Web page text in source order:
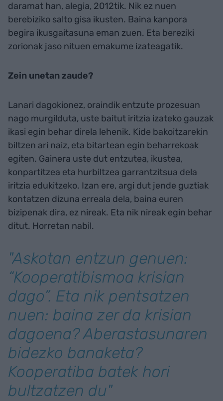
daramat han, alegia, 2012tik. Nik ez nuen
berebiziko salto gisa ikusten. Baina kanpora
begira ikusgaitasuna eman zuen. Eta bereziki
zorionak jaso nituen emakume izateagatik.
Zein unetan zaude?
Lanari dagokionez, oraindik entzute prozesuan
nago murgilduta, uste baitut iritzia izateko gauzak
ikasi egin behar direla lehenik. Kide bakoitzarekin
biltzen ari naiz, eta bitartean egin beharrekoak
egiten. Gainera uste dut entzutea, ikustea,
konpartitzea eta hurbiltzea garrantzitsua dela
iritzia edukitzeko. Izan ere, argi dut jende guztiak
kontatzen dizuna erreala dela, baina euren
bizipenak dira, ez nireak. Eta nik nireak egin behar
ditut. Horretan nabil.
"Askotan entzun genuen:
“Kooperatibismoa krisian
dago”. Eta nik pentsatzen
nuen: baina zer da krisian
dagoena? Aberastasunaren
bidezko banaketa?
Kooperatiba batek hori
bultzatzen du"